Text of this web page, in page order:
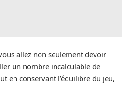
allez non seulement devoir
un nombre incalculable de
en conservant l’équilibre du jeu,